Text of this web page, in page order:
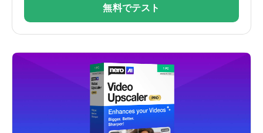
無料でテスト